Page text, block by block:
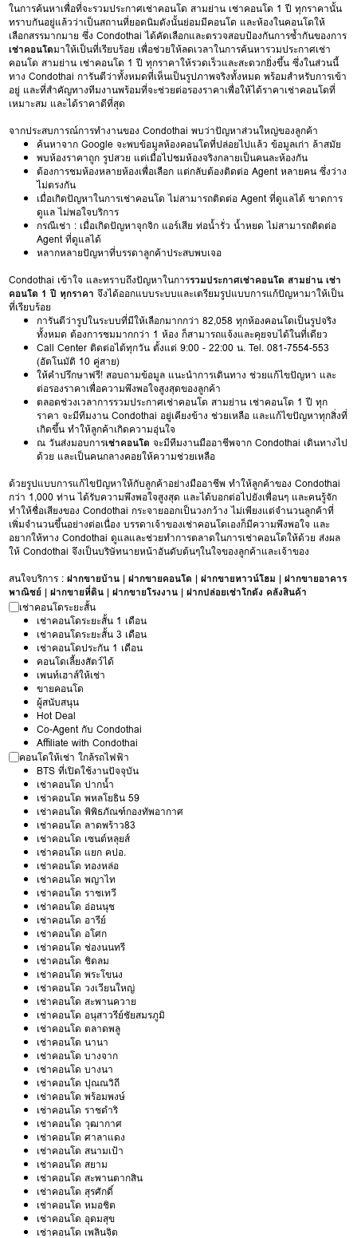
ในการค้นหาเพื่อที่จะรวมประกาศเช่าคอนโด สามย่าน เช่าคอนโด 1 ปี ทุกราคานั้น
ทราบกันอยู่แล้วว่าเป็นสถานที่ยอดนิมดังนั้นย่อมมีคอนโด และห้องในคอนโดให้
เลือกสรรมากมาย ซึ่ง Condothai ได้คัดเลือกและตรวจสอบป้องกันการซ้ำกันของการ
เช่าคอนโดมาให้เป็นที่เรียบร้อย เพื่อช่วยให้ลดเวลาในการค้นหารวมประกาศเช่า
คอนโด สามย่าน เช่าคอนโด 1 ปี ทุกราคาให้รวดเร็วและสะดวกยิ่งขึ้น ซึ่งในส่วนนี้
ทาง Condothai การันตีว่าทั้งหมดที่เห็นเป็นรูปภาพจริงทั้งหมด พร้อมสำหรับการเข้า
อยู่ และที่สำคัญทางทีมงานพร้อมที่จะช่วยต่อรองราคาเพื่อให้ได้ราคาเช่าคอนโดที่
เหมาะสม และได้ราคาดีที่สุด
จากประสบการณ์การทำงานของ Condothai พบว่าปัญหาส่วนใหญ่ของลูกค้า
ค้นหาจาก Google จะพบข้อมูลห้องคอนโดที่ปล่อยไปแล้ว ข้อมูลเก่า ล้าสมัย
พบห้องราคาถูก รูปสวย แต่เมื่อไปชมห้องจริงกลายเป็นคนละห้องกัน
ต้องการชมห้องหลายห้องเพื่อเลือก แต่กลับต้องติดต่อ Agent หลายคน ซึ่งว่าง
ไม่ตรงกัน
เมื่อเกิดปัญหาในการเช่าคอนโด ไม่สามารถติดต่อ Agent ที่ดูแลได้ ขาดการ
ดูแล ไม่พอใจบริการ
กรณีเช่า : เมื่อเกิดปัญหาจุกจิก แอร์เสีย ท่อน้ำรั่ว น้ำหยด ไม่สามารถติดต่อ
Agent ที่ดูแลได้
หลากหลายปัญหาที่บรรดาลูกค้าประสบพบเจอ
Condothai เข้าใจ และทราบถึงปัญหาในการรวมประกาศเช่าคอนโด สามย่าน เช่า
คอนโด 1 ปี ทุกราคา จึงได้ออกแบบระบบและเตรียมรูปแบบการแก้ปัญหามาให้เป็น
ที่เรียบร้อย
การันตีว่ารูปในระบบที่มีให้เลือกมากกว่า 82,058 ทุกห้องคอนโดเป็นรูปจริง
ทั้งหมด ต้องการชมมากกว่า 1 ห้อง ก็สามารถแจ้งและคุยจบได้ในที่เดียว
Call Center ติดต่อได้ทุกวัน ตั้งแต่ 9:00 - 22:00 น. Tel. 081-7554-553
(อัตโนมัติ 10 คู่สาย)
ให้คำปรึกษาฟรี! สอบถามข้อมูล แนะนำการเดินทาง ช่วยแก้ไขปัญหา และ
ต่อรองราคาเพื่อความพึงพอใจสูงสุดของลูกค้า
ตลอดช่วงเวลาการรวมประกาศเช่าคอนโด สามย่าน เช่าคอนโด 1 ปี ทุก
ราคา จะมีทีมงาน Condothai อยู่เคียงข้าง ช่วยเหลือ และแก้ไขปัญหาทุกสิ่งที่
เกิดขึ้น ทำให้ลูกค้าเกิดความอุ่นใจ
ณ วันส่งมอบการเช่าคอนโด จะมีทีมงานมืออาชีพจาก Condothai เดินทางไป
ด้วย และเป็นคนกลางคอยให้ความช่วยเหลือ
ด้วยรูปแบบการแก้ไขปัญหาให้กับลูกค้าอย่างมืออาชีพ ทำให้ลูกค้าของ Condothai
กว่า 1,000 ท่าน ได้รับความพึงพอใจสูงสุด และได้บอกต่อไปยังเพื่อนๆ และคนรู้จัก
ทำให้ชื่อเสียงของ Condothai กระจายออกเป็นวงกว้าง ไม่เพียงแต่จำนวนลูกค้าที่
เพิ่มจำนวนขึ้นอย่างต่อเนื่อง บรรดาเจ้าของเช่าคอนโดเองก็มีความพึงพอใจ และ
อยากให้ทาง Condothai ดูแลและช่วยทำการตลาดในการเช่าคอนโดให้ด้วย ส่งผล
ให้ Condothai จึงเป็นบริษัทนายหน้าอันดับต้นๆในใจของลูกค้าและเจ้าของ
สนใจบริการ :ฝากขายบ้าน |ฝากขายคอนโด |ฝากขายทาวน์โฮม |ฝากขายอาคาร
พาณิชย์ |ฝากขายที่ดิน |ฝากขายโรงงาน |ฝากปล่อยเช่าโกดัง คลังสินค้า
เช่าคอนโดระยะสั้น
เช่าคอนโดระยะสั้น 1 เดือน
เช่าคอนโดระยะสั้น 3 เดือน
เช่าคอนโดประกัน 1 เดือน
คอนโดเลี้ยงสัตว์ได้
เพนท์เฮาส์ให้เช่า
ขายคอนโด
ผู้สนับสนุน
Hot Deal
Co-Agent กับ Condothai
Affiliate with Condothai
คอนโดให้เช่า ใกล้รถไฟฟ้า
BTS ที่เปิดใช้งานปัจจุบัน
เช่าคอนโด ปากน้ำ
เช่าคอนโด พหลโยธิน 59
เช่าคอนโด พิพิธภัณฑ์กองทัพอากาศ
เช่าคอนโด ลาดพร้าว83
เช่าคอนโด เซนต์หลุยส์
เช่าคอนโด แยก คปอ.
เช่าคอนโด ทองหล่อ
เช่าคอนโด พญาไท
เช่าคอนโด ราชเทวี
เช่าคอนโด อ่อนนุช
เช่าคอนโด อารีย์
เช่าคอนโด อโศก
เช่าคอนโด ช่องนนทรี
เช่าคอนโด ชิดลม
เช่าคอนโด พระโขนง
เช่าคอนโด วงเวียนใหญ่
เช่าคอนโด สะพานควาย
เช่าคอนโด อนุสาวรีย์ชัยสมรภูมิ
เช่าคอนโด ตลาดพลู
เช่าคอนโด นานา
เช่าคอนโด บางจาก
เช่าคอนโด บางนา
เช่าคอนโด ปุณณวิถี
เช่าคอนโด พร้อมพงษ์
เช่าคอนโด ราชดำริ
เช่าคอนโด วุฒากาศ
เช่าคอนโด ศาลาแดง
เช่าคอนโด สนามเป้า
เช่าคอนโด สยาม
เช่าคอนโด สะพานตากสิน
เช่าคอนโด สุรศักดิ์
เช่าคอนโด หมอชิต
เช่าคอนโด อุดมสุข
เช่าคอนโด เพลินจิต